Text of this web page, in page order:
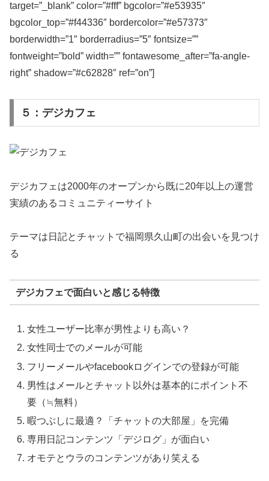
target=”_blank” color=”#fff” bgcolor=”#e53935″
bgcolor_top=”#f44336″ bordercolor=”#e57373″
borderwidth=”1″ borderradius=”5″ fontsize=””
fontweight=”bold” width=”” fontawesome_after=”fa-angle-
right” shadow=”#c62828″ ref=”on”]
５：デジカフェ
デジカフェは2000年のオープンから既に20年以上の運営
実績のあるコミュニティーサイト
テーマは日記とチャットで福岡県久山町の出会いを見つけ
る
デジカフェで面白いと感じる特徴
女性ユーザー比率が男性よりも高い？
女性同士でのメールが可能
フリーメールやfacebookログインでの登録が可能
男性はメールとチャット以外は基本的にポイント不
要（≒無料）
暇つぶしに最適？「チャットの大部屋」を完備
専用日記コンテンツ「デジログ」が面白い
オモテとウラのコンテンツがあり笑える